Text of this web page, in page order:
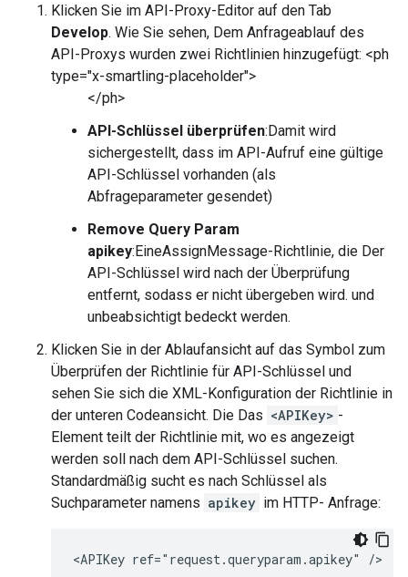
Klicken Sie im API-Proxy-Editor auf den Tab
Develop. Wie Sie sehen, Dem Anfrageablauf des
API-Proxys wurden zwei Richtlinien hinzugefügt: <ph
type="x-smartling-placeholder">
</ph>
API-Schlüssel überprüfen:Damit wird
sichergestellt, dass im API-Aufruf eine gültige
API-Schlüssel vorhanden (als
Abfrageparameter gesendet)
Remove Query Param
apikey:EineAssignMessage-Richtlinie, die Der
API-Schlüssel wird nach der Überprüfung
entfernt, sodass er nicht übergeben wird. und
unbeabsichtigt bedeckt werden.
Klicken Sie in der Ablaufansicht auf das Symbol zum
Überprüfen der Richtlinie für API-Schlüssel und
sehen Sie sich die XML-Konfiguration der Richtlinie in
der unteren Codeansicht. Die Das <APIKey> -
Element teilt der Richtlinie mit, wo es angezeigt
werden soll nach dem API-Schlüssel suchen.
Standardmäßig sucht es nach Schlüssel als
Suchparameter namens apikey im HTTP- Anfrage:
<APIKey ref="request.queryparam.apikey" />